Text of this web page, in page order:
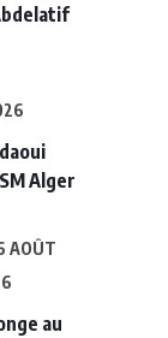
Alger
AOÛT
au